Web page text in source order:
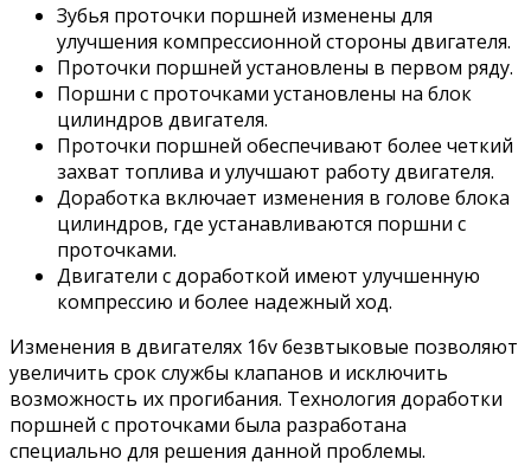
Зубья проточки поршней изменены для
улучшения компрессионной стороны двигателя.
Проточки поршней установлены в первом ряду.
Поршни с проточками установлены на блок
цилиндров двигателя.
Проточки поршней обеспечивают более четкий
захват топлива и улучшают работу двигателя.
Доработка включает изменения в голове блока
цилиндров, где устанавливаются поршни с
проточками.
Двигатели с доработкой имеют улучшенную
компрессию и более надежный ход.
Изменения в двигателях 16v безвтыковые позволяют
увеличить срок службы клапанов и исключить
возможность их прогибания. Технология доработки
поршней с проточками была разработана
специально для решения данной проблемы.